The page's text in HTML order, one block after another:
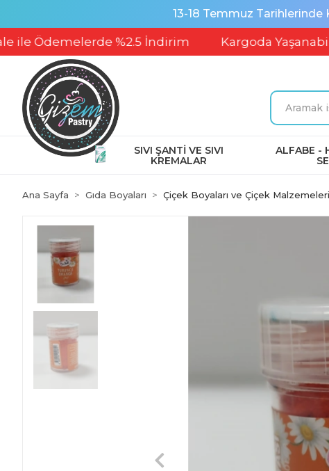
13-18 Temmuz Tarihlerinde
%2.5 İndirim Kargoda Yaşanabilecek
SIVI ŞANTİ VE SIVI
KREMALAR
ALFABE -
Ana Sayfa Gıda Boyaları Çiçek Boyaları ve Çiçek Malzemeleri